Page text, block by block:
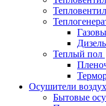
Теплый пол
Осушители
Бытовые